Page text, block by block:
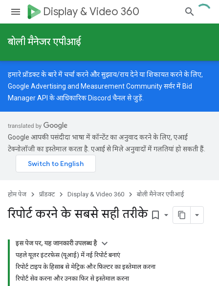
Display & Video 360
बोली मैनेजर एपीआई
हमारे प्रॉडक्ट के बारे में चर्चा करने और सुझाव/राय देने या शिकायत करने के लिए,
Google Advertising and Measurement Communityसर्वर में Bid
Manager API के आधिकारिक Discord चैनल से जुड़ें.
Google आपकी पसंदीदा भाषा में कॉन्टेंट का अनुवाद करने के लिए, एआई
टेक्नोलॉजी का इस्तेमाल करता है. एआई से मिले अनुवादों में गलतियां हो सकती हैं.
होम पेज प्रॉडक्ट Display & Video 360 बोली मैनेजर एपीआई
रिपोर्ट करने के सबसे सही तरीके bookmark_border
इस पेज पर, यह जानकारी उपलब्ध है
पहले यूज़र इंटरफ़ेस (यूआई) में नई रिपोर्ट बनाएं
रिपोर्ट टाइप के हिसाब से मेट्रिक और फ़िल्टर का इस्तेमाल करना
रिपोर्ट सेव करना और उनका फिर से इस्तेमाल करना